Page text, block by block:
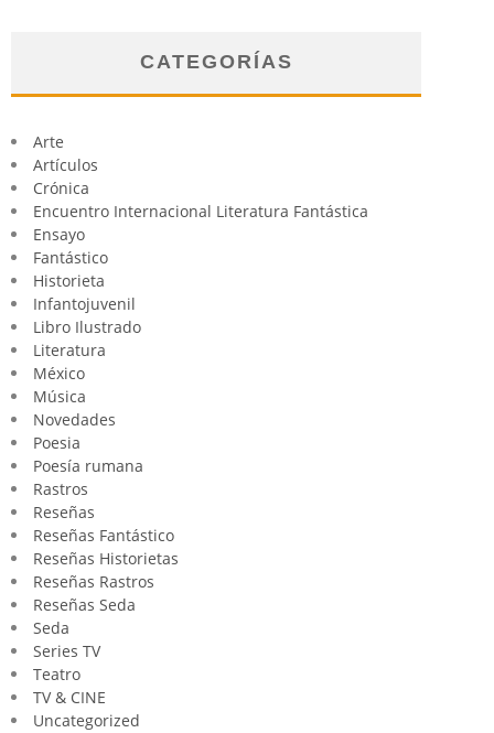
CATEGORÍAS
Arte
Artículos
Crónica
Encuentro Internacional Literatura Fantástica
Ensayo
Fantástico
Historieta
Infantojuvenil
Libro Ilustrado
Literatura
México
Música
Novedades
Poesia
Poesía rumana
Rastros
Reseñas
Reseñas Fantástico
Reseñas Historietas
Reseñas Rastros
Reseñas Seda
Seda
Series TV
Teatro
TV & CINE
Uncategorized